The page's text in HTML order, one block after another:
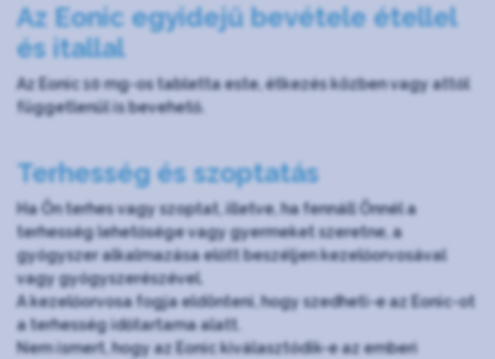
Az Eonic egyidejű bevétele étellel
és itallal
Az Eonic 10 mg-os tabletta este, étkezés közben vagy attól
függetlenül is bevehető.
Terhesség és szoptatás
Ha Ön terhes vagy szoptat, illetve, ha fennáll Önnél a
terhesség lehetősége vagy gyermeket szeretne, a
gyógyszer alkalmazása előtt beszéljen kezelőorvosával
vagy gyógyszerészével.
A kezelőorvosa fogja eldönteni, hogy szedheti-e az Eonic-ot
a terhesség időtartama alatt.
Nem ismert, hogy az Eonic kiválasztódik-e az emberi